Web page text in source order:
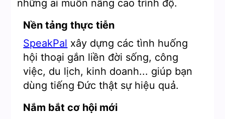
những ai muốn nâng cao trình độ.
Nền tảng thực tiễn
SpeakPal xây dựng các tình huống
hội thoại gắn liền đời sống, công
việc, du lịch, kinh doanh... giúp bạn
dùng tiếng Đức thật sự hiệu quả.
Nắm bắt cơ hội mới